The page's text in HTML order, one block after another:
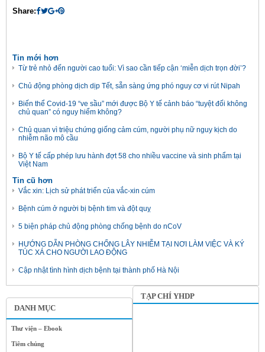
DANH MỤC
Thư viện – Ebook
Tiêm chủng
Share:
Tin mới hơn
Từ trẻ nhỏ đến người cao tuổi: Vì sao cần tiếp cận ‘miễn dịch trọn đời’?
Chủ động phòng dịch dịp Tết, sẵn sàng ứng phó nguy cơ vi rút Nipah
Biến thể Covid-19 “ve sầu” mới được Bộ Y tế cảnh báo “tuyệt đối không
chủ quan” có nguy hiểm không?
Chủ quan vì triệu chứng giống cảm cúm, người phụ nữ nguy kịch do
nhiễm não mô cầu
Bộ Y tế cấp phép lưu hành đợt 58 cho nhiều vaccine và sinh phẩm tại
Việt Nam
Tin cũ hơn
Vắc xin: Lịch sử phát triển của vắc-xin cúm
Bệnh cúm ở người bị bệnh tim và đột quỵ
5 biện pháp chủ động phòng chống bệnh do nCoV
HƯỚNG DẪN PHÒNG CHỐNG LÂY NHIỄM TẠI NƠI LÀM VIỆC VÀ KÝ
TÚC XÁ CHO NGƯỜI LAO ĐỘNG
Cập nhật tình hình dịch bệnh tại thành phố Hà Nội
TẠP CHÍ YHDP